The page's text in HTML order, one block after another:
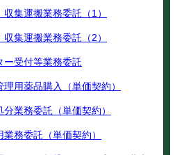
集運搬業務委託（1）
集運搬業務委託（2）
ー受付等業務委託
用薬品購入（単価契約）
業務委託（単価契約）
務委託（単価契約）